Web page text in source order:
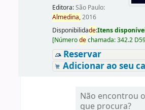
Editora:São Paulo:
Almedina,2016
Disponibilidade:Itens
[Númerodechamada:342.2
Reservar
Adicionar ao seu
Não encontrou o
que procura?